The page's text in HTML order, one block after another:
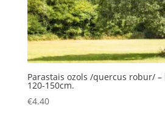
Parastais ozols /quercus robur/ –
120-150cm.
€4.40